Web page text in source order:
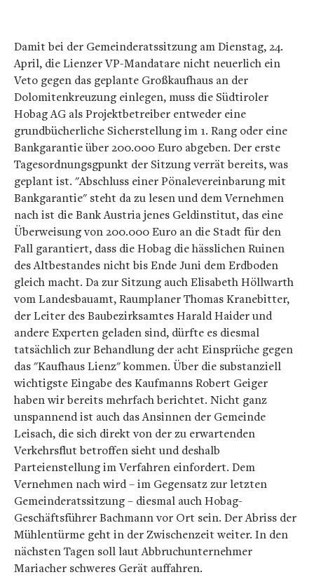
Damit bei der Gemeinderatssitzung am Dienstag, 24.
April, die Lienzer VP-Mandatare nicht neuerlich ein
Veto gegen das geplante Großkaufhaus an der
Dolomitenkreuzung einlegen, muss die Südtiroler
Hobag AG als Projektbetreiber entweder eine
grundbücherliche Sicherstellung im 1. Rang oder eine
Bankgarantie über 200.000 Euro abgeben. Der erste
Tagesordnungsgpunkt der Sitzung verrät bereits, was
geplant ist. "Abschluss einer Pönalevereinbarung mit
Bankgarantie" steht da zu lesen und dem Vernehmen
nach ist die Bank Austria jenes Geldinstitut, das eine
Überweisung von 200.000 Euro an die Stadt für den
Fall garantiert, dass die Hobag die hässlichen Ruinen
des Altbestandes nicht bis Ende Juni dem Erdboden
gleich macht. Da zur Sitzung auch Elisabeth Höllwarth
vom Landesbauamt, Raumplaner Thomas Kranebitter,
der Leiter des Baubezirksamtes Harald Haider und
andere Experten geladen sind, dürfte es diesmal
tatsächlich zur Behandlung der acht Einsprüche gegen
das "Kaufhaus Lienz" kommen. Über die substanziell
wichtigste Eingabe des Kaufmanns Robert Geiger
haben wir bereits mehrfach berichtet. Nicht ganz
unspannend ist auch das Ansinnen der Gemeinde
Leisach, die sich direkt von der zu erwartenden
Verkehrsflut betroffen sieht und deshalb
Parteienstellung im Verfahren einfordert. Dem
Vernehmen nach wird – im Gegensatz zur letzten
Gemeinderatssitzung – diesmal auch Hobag-
Geschäftsführer Bachmann vor Ort sein. Der Abriss der
Mühlentürme geht in der Zwischenzeit weiter. In den
nächsten Tagen soll laut Abbruchunternehmer
Mariacher schweres Gerät auffahren.